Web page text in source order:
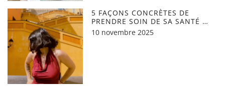
5 FAÇONS CONCRÈTES DE
PRENDRE SOIN DE SA SANTÉ …
10 novembre 2025